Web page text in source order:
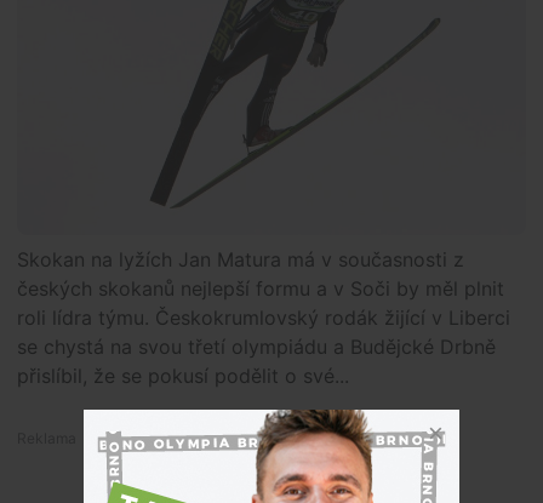
Skokan na lyžích Jan Matura má v současnosti z
českých skokanů nejlepší formu a v Soči by měl plnit
roli lídra týmu. Českokrumlovský rodák žijící v Liberci
se chystá na svou třetí olympiádu a Budějcké Drbně
přislíbil, že se pokusí podělit o své...
Premium